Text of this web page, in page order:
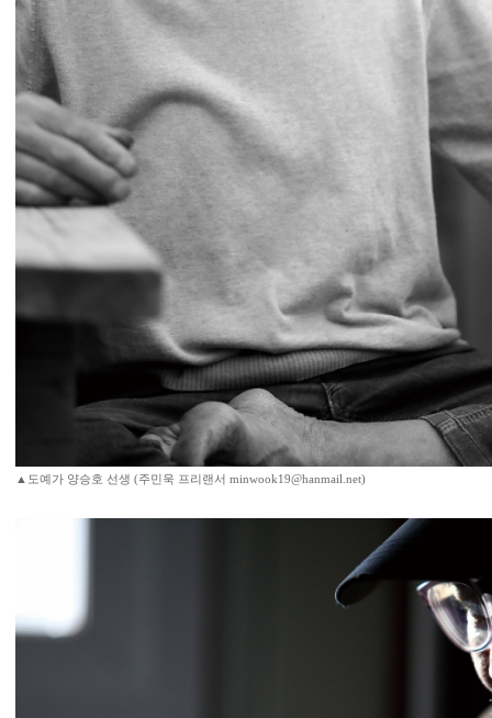
▲도예가 양승호 선생 (주민욱 프리랜서 minwook19@hanmail.net)